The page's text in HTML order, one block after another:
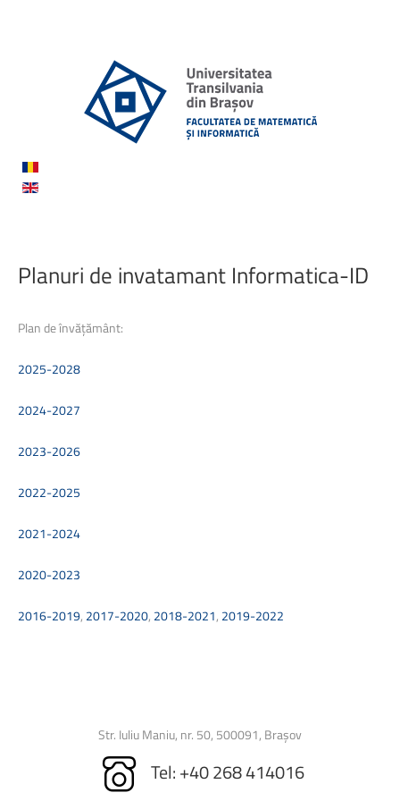
Planuri de invatamant Informatica-ID
Plan de învățământ:
2025-2028
2024-2027
2023-2026
2022-2025
2021-2024
2020-2023
2016-2019, 2017-2020, 2018-2021, 2019-2022
Str. Iuliu Maniu, nr. 50, 500091, Brașov
Tel: +40 268 414016